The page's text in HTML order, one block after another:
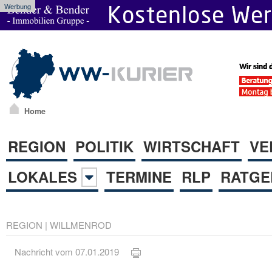
Werbung
Home
REGION POLITIK WIRTSCHAFT
LOKALES
TERMINE RLP
REGION | WILLMENROD
Nachricht vom 07.01.2019